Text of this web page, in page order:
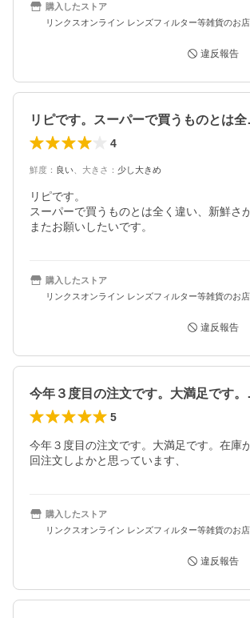
購入したストア
リンクスオンライン レンズフィルター等雑貨のお店
違反報告
リピ
4
鮮度 ： 良い 大きさ ： 少し大きめ
リピです。
スーパーで買うものとは全く違い、新鮮さ
またお願いしたいです。
購入したストア
リンクスオンライン レンズフィルター等雑貨のお店
違反報告
今年
5
今年３度目の注文です。大満足です。在庫
回注文しよかと思っています、
購入したストア
リンクスオンライン レンズフィルター等雑貨のお店
違反報告